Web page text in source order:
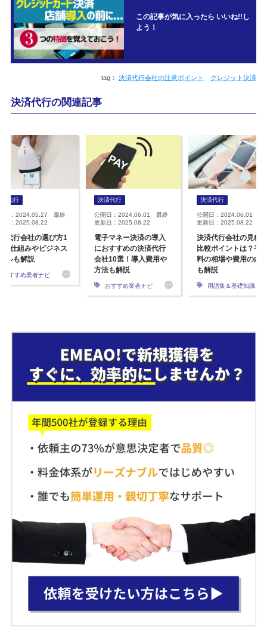
この記事が気に入ったら いいね!!し
よう！
決済代行会社の注意ポイント クレジット決済
決済代行の関連記事
済代行
日：2024.05.27 最終
日：2025.08.22
代行会社の選び方1
！仕組みやビジネス
ルも解説
おすすめ業者ナビ
決済代行
公開日：2024.06.01 最終
更新日：2025.08.22
電子マネー決済の導入
におすすめの決済代行
会社10選！導入費用や
方法も解説
おすすめ業者ナビ
決済代行
公開日：2024.06.01 最
更新日：2025.08.22
決済代行会社の見積
比較ポイントは？手
料の相場や費用の内
も解説
用語集＆基礎知識